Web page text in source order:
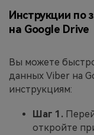
Инструкции по
на Google Drive
Вы можете
данных Viber на
инструкциям:
Шаг 1.
откройте